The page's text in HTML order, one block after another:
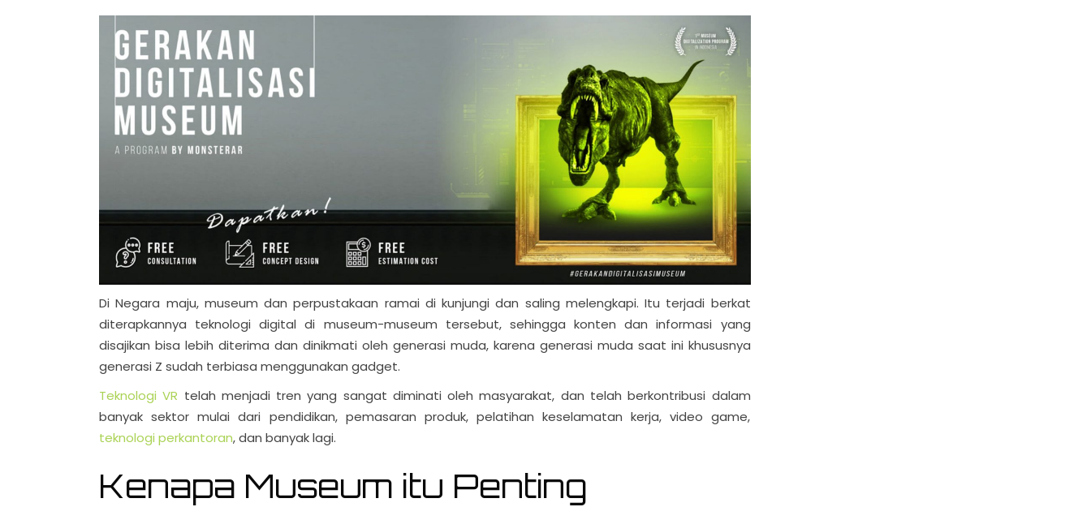
Di Negara maju, museum dan perpustakaan ramai di kunjungi dan saling melengkapi. Itu terjadi berkat
diterapkannya teknologi digital di museum-museum tersebut, sehingga konten dan informasi yang
disajikan bisa lebih diterima dan dinikmati oleh generasi muda, karena generasi muda saat ini khususnya
generasi Z sudah terbiasa menggunakan gadget.
Teknologi VR telah menjadi tren yang sangat diminati oleh masyarakat, dan telah berkontribusi dalam
banyak sektor mulai dari pendidikan, pemasaran produk, pelatihan keselamatan kerja, video game,
teknologi perkantoran, dan banyak lagi.
Kenapa Museum itu Penting